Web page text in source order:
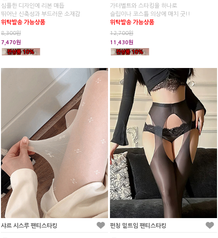
심플한 디자인에 리본 매듭
뛰어난 신축성과 부드러운 소재감
위탁발송 가능상품
8,300원
7,470원
가터벨트와 스타킹을 하나로
슬립이나 코스튬 의상에 매치 굿!!
위탁발송 가능상품
12,700원
11,430원
샤르 시스루 팬티스타킹 펀칭 밑트임 팬티스타킹